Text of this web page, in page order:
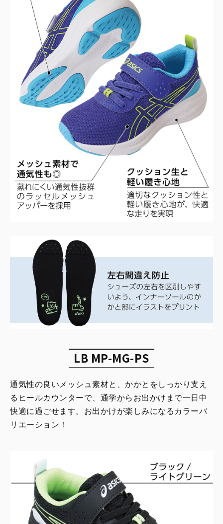
LB MP-MG-PS
通気性の良いメッシュ素材と、かかとをしっかり支え
るヒールカウンターで、通学からお出かけまで一日中
快適に過ごせます。お出かけが楽しみになるカラーバ
リエーション！